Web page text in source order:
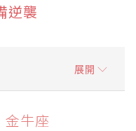
逆襲
展開
金牛座